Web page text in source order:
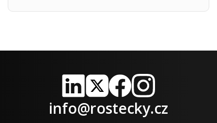
LinkedIn
X FacebookInstagram
info@rostecky.cz